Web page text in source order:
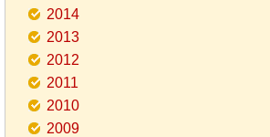
2014
2013
2012
2011
2010
2009